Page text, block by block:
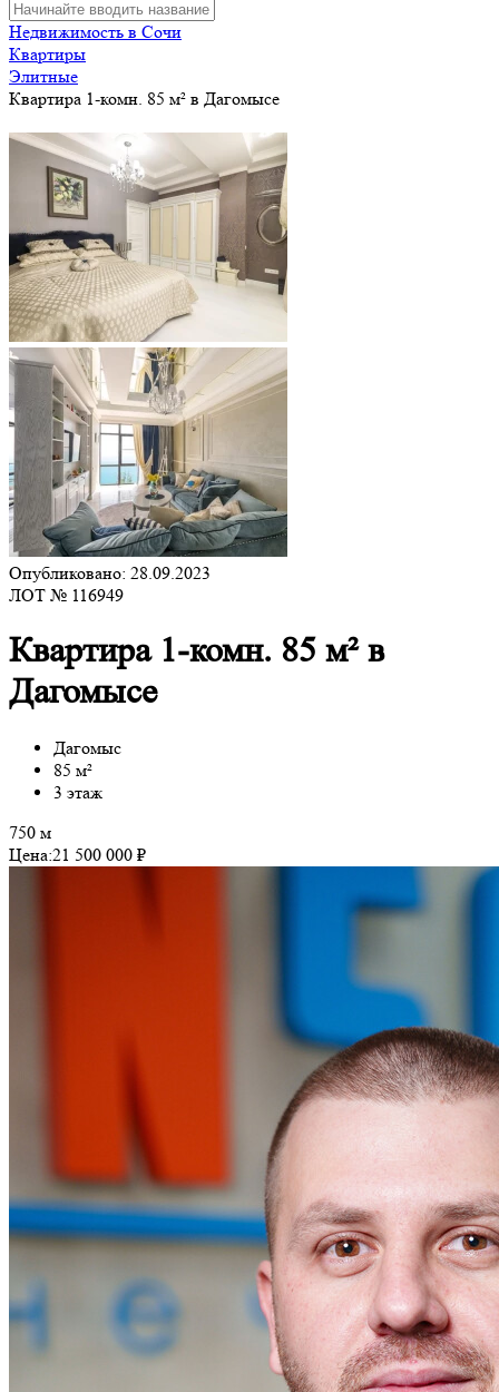
Недвижимость в Сочи
Квартиры
Элитные
Квартира 1-комн. 85 м² в Дагомысе
Опубликовано: 28.09.2023
ЛОТ № 116949
Квартира 1-комн. 85 м² в
Дагомысе
Дагомыс
85 м²
3 этаж
750 м
Цена:21 500 000 ₽